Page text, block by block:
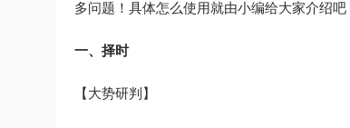
多问题！具体怎么使用就由小编给大家介绍吧
一、择时
【大势研判】